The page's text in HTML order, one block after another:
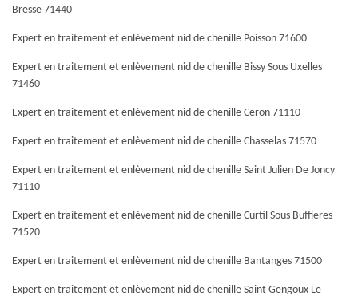
Bresse 71440
Expert en traitement et enlèvement nid de chenille Poisson 71600
Expert en traitement et enlèvement nid de chenille Bissy Sous Uxelles
71460
Expert en traitement et enlèvement nid de chenille Ceron 71110
Expert en traitement et enlèvement nid de chenille Chasselas 71570
Expert en traitement et enlèvement nid de chenille Saint Julien De Joncy
71110
Expert en traitement et enlèvement nid de chenille Curtil Sous Buffieres
71520
Expert en traitement et enlèvement nid de chenille Bantanges 71500
Expert en traitement et enlèvement nid de chenille Saint Gengoux Le